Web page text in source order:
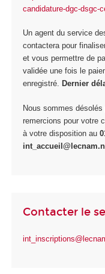
candidature-dgc-dsgc-
Un agent du service
contactera pour
et vous permettre de
validée une fois le
enregistré. Dernier
Nous sommes
remercions pour votre
à votre disposition au
Contacter le